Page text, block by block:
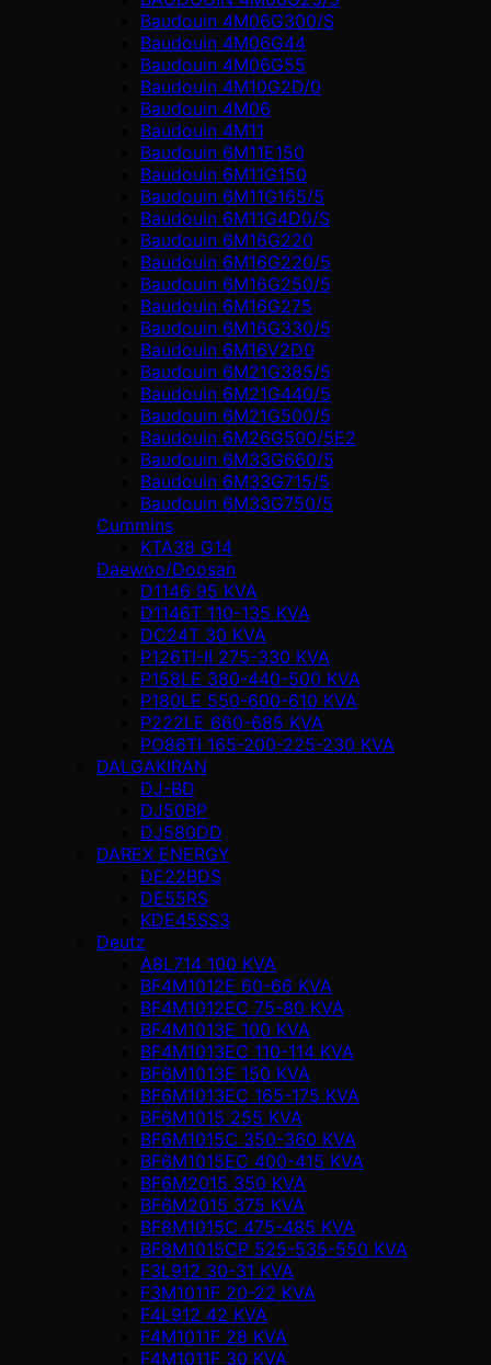
Baudouin 4M06G300/S
Baudouin 4M06G44
Baudouin 4M06G55
Baudouin 4M10G2D/0
Baudouin 4М06
Baudouin 4М11
Baudouin 6M11E150
Baudouin 6M11G150
Baudouin 6M11G165/5
Baudouin 6M11G4D0/S
Baudouin 6M16G220
Baudouin 6M16G220/5
Baudouin 6M16G250/5
Baudouin 6M16G275
Baudouin 6M16G330/5
Baudouin 6M16V2D0
Baudouin 6M21G385/5
Baudouin 6M21G440/5
Baudouin 6M21G500/5
Baudouin 6M26G500/5E2
Baudouin 6M33G660/5
Baudouin 6M33G715/5
Baudouin 6M33G750/5
Cummins
KTA38 G14
Daewoo/Doosan
D1146 95 KVA
D1146T 110-135 KVA
DC24T 30 KVA
P126TI-II 275-330 KVA
P158LE 380-440-500 KVA
P180LE 550-600-610 KVA
P222LE 660-685 KVA
PO86TI 165-200-225-230 KVA
DALGAKIRAN
DJ-BD
DJ50BP
DJ580DD
DAREX ENERGY
DE22BDS
DE55RS
KDE45SS3
Deutz
A8L714 100 KVA
BF4M1012E 60-66 KVA
BF4M1012EC 75-80 KVA
BF4M1013E 100 KVA
BF4M1013EC 110-114 KVA
BF6M1013E 150 KVA
BF6M1013EC 165-175 KVA
BF6M1015 255 KVA
BF6M1015C 350-360 KVA
BF6M1015EC 400-415 KVA
BF6M2015 350 KVA
BF6M2015 375 KVA
BF8M1015C 475-485 KVA
BF8M1015CP 525-535-550 KVA
F3L912 30-31 KVA
F3M1011F 20-22 KVA
F4L912 42 KVA
F4M1011F 28 KVA
F4M1011F 30 KVA